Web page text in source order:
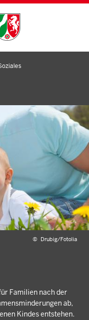
HAUPTMENÜ
© Drubig/Fotolia
Familien nach der
ab,
Kindes entstehen.